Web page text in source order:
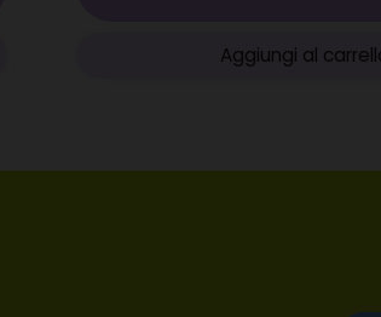
Aggiungi al